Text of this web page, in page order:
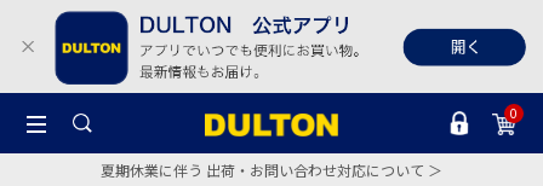
0
夏期休業に伴う 出荷・お問い合わせ対応について ＞